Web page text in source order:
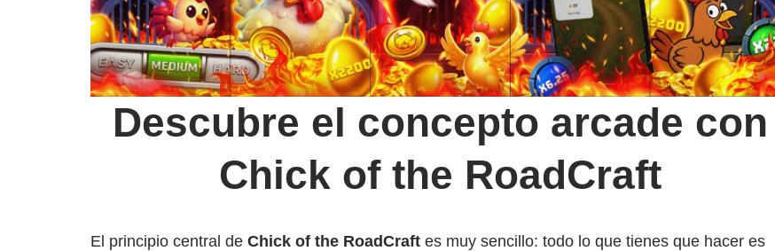
Descubre el concepto arcade con
Chick of the RoadCraft
El principio central de Chick of the RoadCraft es muy sencillo: todo lo que tienes que hacer es